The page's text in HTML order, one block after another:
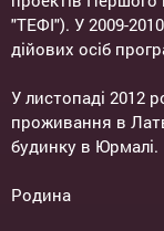
"ТЕФІ"). У 2009-
дійових осіб
У листопаді 2012
проживання в
будинку в Юрмалі.
Родина